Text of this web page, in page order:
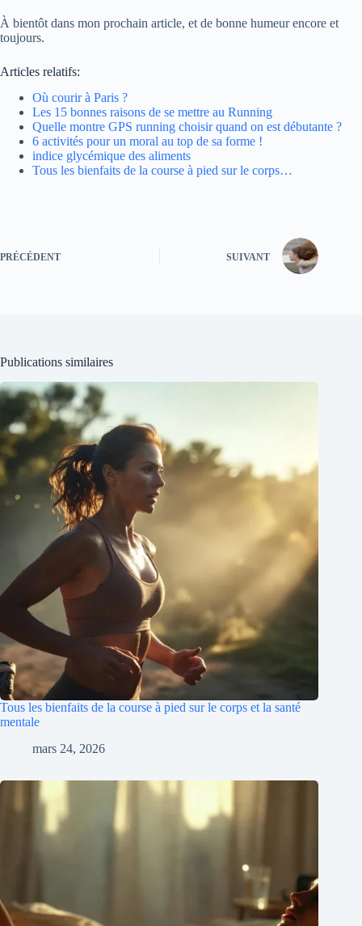
À bientôt dans mon prochain article, et de bonne humeur encore et
toujours.
Articles relatifs:
Où courir à Paris ?
Les 15 bonnes raisons de se mettre au Running
Quelle montre GPS running choisir quand on est débutante ?
6 activités pour un moral au top de sa forme !
indice glycémique des aliments
Tous les bienfaits de la course à pied sur le corps…
PRÉCÉDENT SUIVANT
Publications similaires
Tous les bienfaits de la course à pied sur le corps et la santé
mentale
mars 24, 2026